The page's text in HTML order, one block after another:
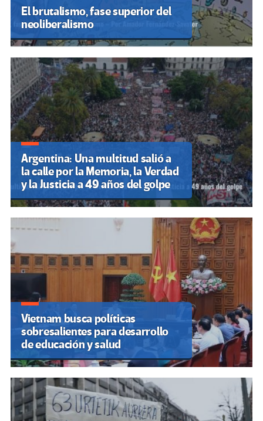
El brutalismo, fase superior del
neoliberalismo
Argentina: Una multitud salió a
la calle por la Memoria, la Verdad
y la Justicia a 49 años del golpe
Vietnam busca políticas
sobresalientes para desarrollo
de educación y salud